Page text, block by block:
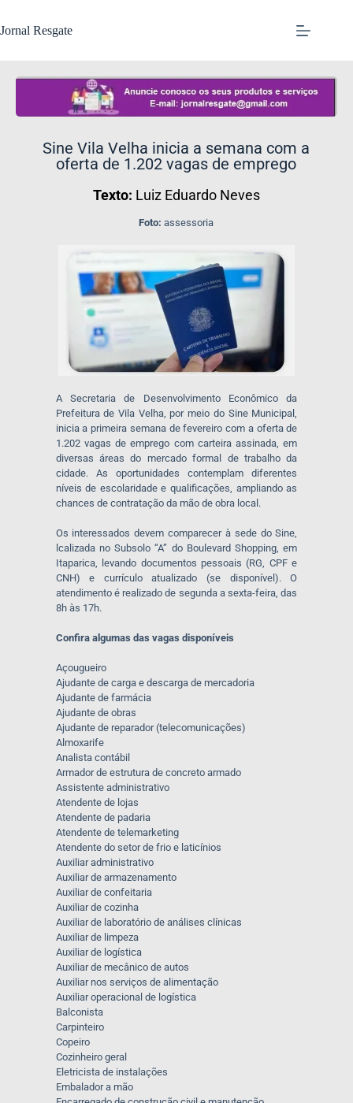
Jornal Resgate
Sine Vila Velha inicia a semana com a
oferta de 1.202 vagas de emprego
Texto: Luiz Eduardo Neves
Foto:assessoria
A Secretaria de Desenvolvimento Econômico da
Prefeitura de Vila Velha, por meio do Sine Municipal,
inicia a primeira semana de fevereiro com a oferta de
1.202 vagas de emprego com carteira assinada, em
diversas áreas do mercado formal de trabalho da
cidade. As oportunidades contemplam diferentes
níveis de escolaridade e qualificações, ampliando as
chances de contratação da mão de obra local.
Os interessados devem comparecer à sede do Sine,
lcalizada no Subsolo “A” do Boulevard Shopping, em
Itaparica, levando documentos pessoais (RG, CPF e
CNH) e currículo atualizado (se disponível). O
atendimento é realizado de segunda a sexta-feira, das
8h às 17h.
Confira algumas das vagas disponíveis
Açougueiro
Ajudante de carga e descarga de mercadoria
Ajudante de farmácia
Ajudante de obras
Ajudante de reparador (telecomunicações)
Almoxarife
Analista contábil
Armador de estrutura de concreto armado
Assistente administrativo
Atendente de lojas
Atendente de padaria
Atendente de telemarketing
Atendente do setor de frio e laticínios
Auxiliar administrativo
Auxiliar de armazenamento
Auxiliar de confeitaria
Auxiliar de cozinha
Auxiliar de laboratório de análises clínicas
Auxiliar de limpeza
Auxiliar de logística
Auxiliar de mecânico de autos
Auxiliar nos serviços de alimentação
Auxiliar operacional de logística
Balconista
Carpinteiro
Copeiro
Cozinheiro geral
Eletricista de instalações
Embalador a mão